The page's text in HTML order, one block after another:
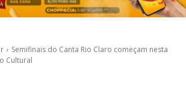
Semifinais do Canta Rio Claro começam nesta
Cultural